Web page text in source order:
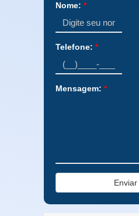
Nome: *
Telefone: *
Mensagem: *
Enviar